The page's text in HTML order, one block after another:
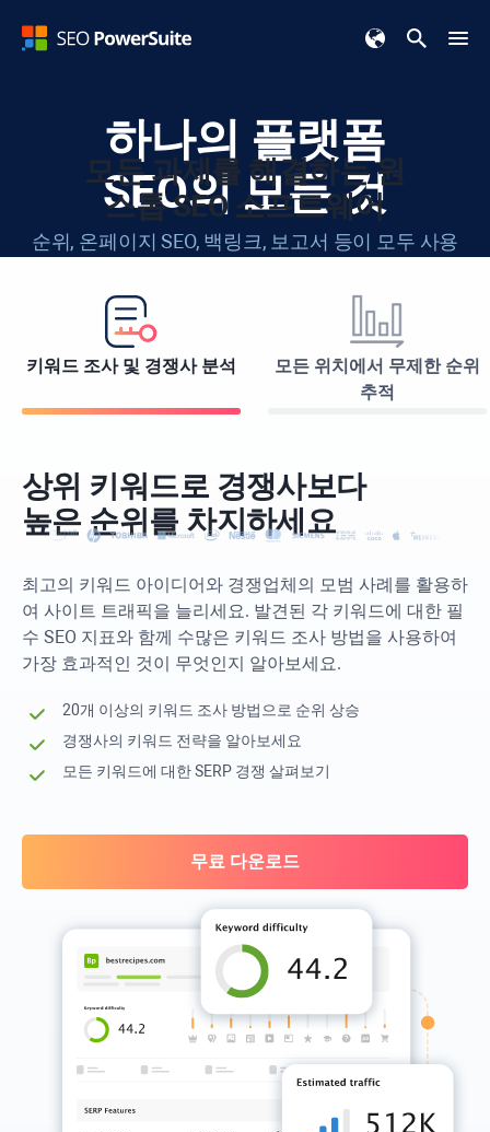
하나의 플랫폼
SEO의 모든 것
순위, 온페이지 SEO, 백링크, 보고서 등이 모두 사용
무료 다운로드
모든 과제를 해결하는 원
스톱 SEO 소프트웨어
키워드 조사 및 경쟁사 분석
모든 위치에서 무제한 순위
추적
상위 키워드로 경쟁사보다
높은 순위를 차지하세요
최고의 키워드 아이디어와 경쟁업체의 모범 사례를 활용하
여 사이트 트래픽을 늘리세요. 발견된 각 키워드에 대한 필
수 SEO 지표와 함께 수많은 키워드 조사 방법을 사용하여
가장 효과적인 것이 무엇인지 알아보세요.
20개 이상의 키워드 조사 방법으로 순위 상승
경쟁사의 키워드 전략을 알아보세요
모든 키워드에 대한 SERP 경쟁 살펴보기
무료 다운로드